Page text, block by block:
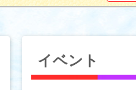
イベント